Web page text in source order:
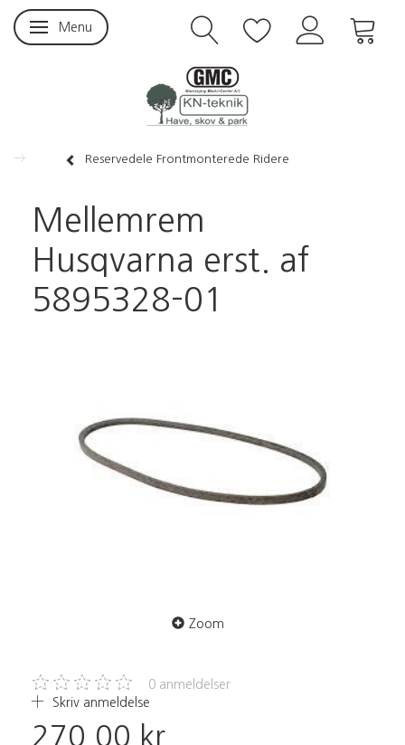
Skifte navigation
Menu
Reservedele Frontmonterede Ridere
Mellemrem
Husqvarna erst. af
5895328-01
Zoom
0 anmeldelser
Skriv anmeldelse
270,00 kr